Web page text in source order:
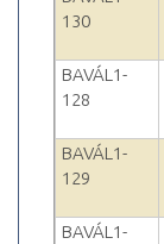
130
BAVÁL1-
128
BAVÁL1-
129
BAVÁL1-